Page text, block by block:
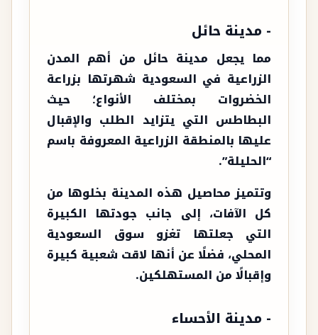
- مدينة حائل
مما يجعل مدينة حائل من أهم المدن
الزراعية في السعودية شهرتها بزراعة
الخضروات بمختلف الأنواع؛ حيث
البطاطس التي يتزايد الطلب والإقبال
عليها بالمنطقة الزراعية المعروفة باسم
“الحليلة”.
وتتميز محاصيل هذه المدينة بخلوها من
كل الآفات، إلى جانب جودتها الكبيرة
التي جعلتها تغزو سوق السعودية
المحلي، فضلًا عن أنها لاقت شعبية كبيرة
وإقبالًا من المستهلكين.
- مدينة الأحساء